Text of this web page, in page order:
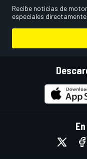
Recibe noticias de
especiales